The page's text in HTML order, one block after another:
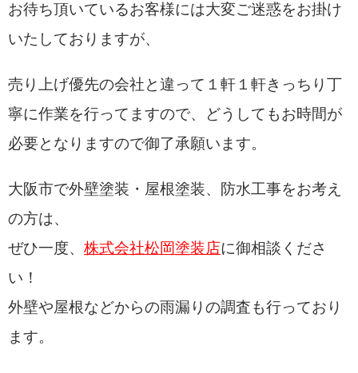
お待ち頂いているお客様には大変ご迷惑をお掛け
いたしておりますが、
売り上げ優先の会社と違って１軒１軒きっちり丁
寧に作業を行ってますので、どうしてもお時間が
必要となりますので御了承願います。
大阪市で外壁塗装・屋根塗装、防水工事をお考え
の方は、
ぜひ一度、 株式会社松岡塗装店に御相談くださ
い！
外壁や屋根などからの雨漏りの調査も行っており
ます。